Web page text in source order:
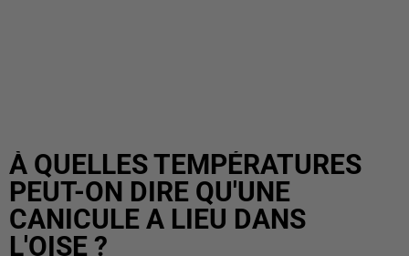
À QUELLES TEMPÉRATURES
PEUT-ON DIRE QU'UNE
CANICULE A LIEU DANS
L'OISE ?